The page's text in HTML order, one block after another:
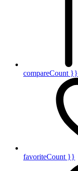
compareCount }}
favoriteCount }}